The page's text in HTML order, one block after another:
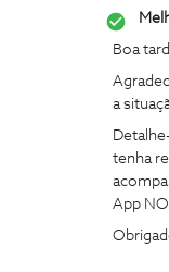
Boa
a
tenha
App